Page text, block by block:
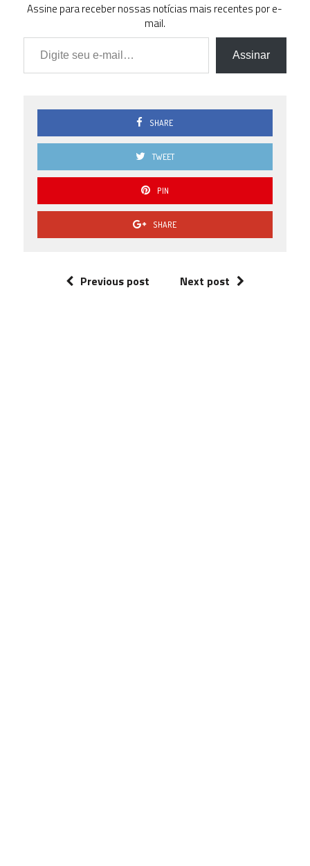
Assine para receber nossas notícias mais recentes por e-
mail.
Digite seu e-mail…
Assinar
SHARE
TWEET
PIN
SHARE
Previous post Next post